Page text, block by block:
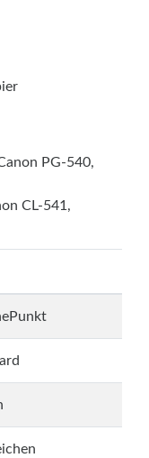
PG-540,
CL-541,